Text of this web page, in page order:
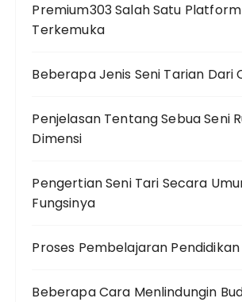
Premium303 Salah Satu
Terkemuka
Beberapa Jenis Seni Tarian Dari
Penjelasan Tentang Sebua Seni
Dimensi
Pengertian Seni Tari Secara
Fungsinya
Proses Pembelajaran Pendidikan
Beberapa Cara Menlindungin